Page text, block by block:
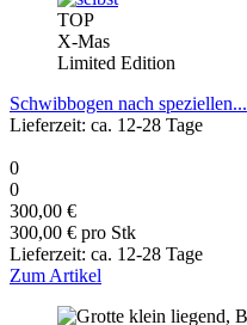
TOP
X-Mas
Limited Edition
Schwibbogen nach speziellen...
Lieferzeit: ca. 12-28 Tage
0
0
300,00 €
300,00 € pro Stk
Lieferzeit: ca. 12-28 Tage
Zum Artikel